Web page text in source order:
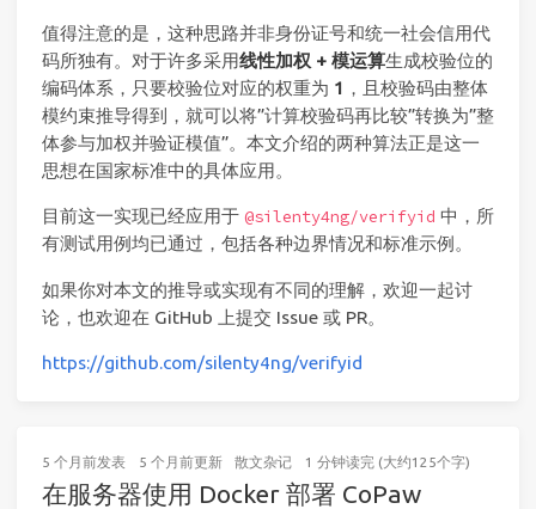
值得注意的是，这种思路并非身份证号和统一社会信用代
码所独有。对于许多采用线性加权 + 模运算生成校验位的
编码体系，只要校验位对应的权重为 1 ，且校验码由整体
模约束推导得到，就可以将”计算校验码再比较”转换为”整
体参与加权并验证模值”。本文介绍的两种算法正是这一
思想在国家标准中的具体应用。
目前这一实现已经应用于 @silenty4ng/verifyid 中，所
有测试用例均已通过，包括各种边界情况和标准示例。
如果你对本文的推导或实现有不同的理解，欢迎一起讨
论，也欢迎在 GitHub 上提交 Issue 或 PR。
https://github.com/silenty4ng/verifyid
5 个月前发表 5 个月前更新 散文杂记 1 分钟读完 (大约125个字)
在服务器使用 Docker 部署 CoPaw